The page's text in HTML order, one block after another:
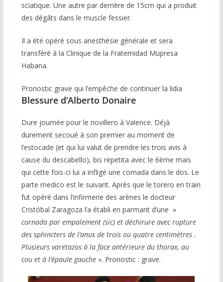
sciatique. Une autre par derrière de 15cm qui a produit
des dégâts dans le muscle fessier.
Il a été opéré sous anesthésie générale et sera
transféré à la Clinique de la Fraternidad Mupresa
Habana.
Pronostic grave qui l’empêche de continuer la lidia
Blessure d’Alberto Donaire
Dure journée pour le novillero à Valence. Déjà
durement secoué à son premier au moment de
l’estocade (et qui lui valut de prendre les trois avis à
cause du descabello), bis repetita avec le 6ème mais
qui cette fois-ci lui a infligé une cornada dans le dos. Le
parte medico est le suivant. Après que le torero en train
fut opéré dans l’infirmerie des arènes le docteur
Cristóbal Zaragoza l’a établi en parmant d’une »
cornada par empalement (sic) et déchirure avec rupture
des sphincters de l’anus de trois ou quatre centimètres .
Plusieurs varetazos à la face antérieure du thorax, au
cou et à l’épaule gauche». Pronostic : grave.